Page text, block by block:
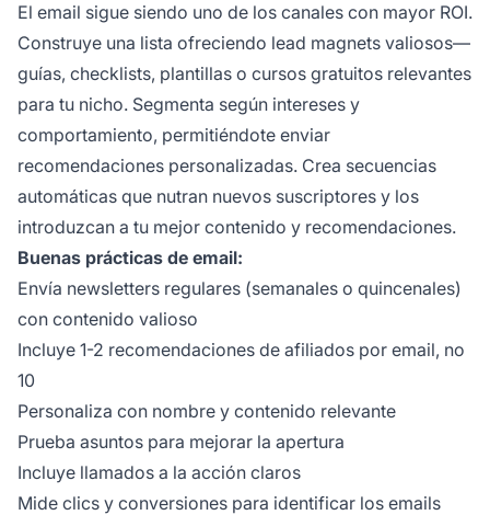
El email sigue siendo uno de los canales con mayor ROI.
Construye una lista ofreciendo lead magnets valiosos—
guías, checklists, plantillas o cursos gratuitos relevantes
para tu nicho. Segmenta según intereses y
comportamiento, permitiéndote enviar
recomendaciones personalizadas. Crea secuencias
automáticas que nutran nuevos suscriptores y los
introduzcan a tu mejor contenido y recomendaciones.
Buenas prácticas de email:
Envía newsletters regulares (semanales o quincenales)
con contenido valioso
Incluye 1-2 recomendaciones de afiliados por email, no
10
Personaliza con nombre y contenido relevante
Prueba asuntos para mejorar la apertura
Incluye llamados a la acción claros
Mide clics y conversiones para identificar los emails